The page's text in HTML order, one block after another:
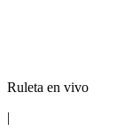
Ruleta en vivo
|